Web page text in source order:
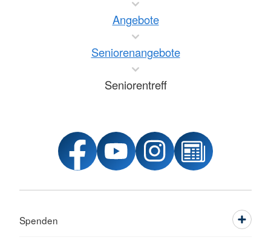
Angebote
Seniorenangebote
Seniorentreff
Spenden